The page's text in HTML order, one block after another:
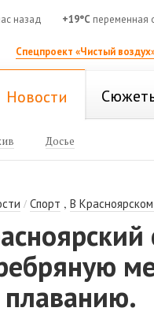
назад +19°C переменная
Спецпроект «Чистый
Новости
Досье
/Спорт ,В
плаванию.